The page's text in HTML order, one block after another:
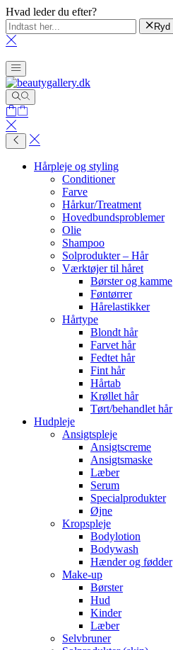
Hvad leder du efter?
Ryd
Hårpleje og styling
Conditioner
Farve
Hårkur/Treatment
Hovedbundsproblemer
Olie
Shampoo
Solprodukter – Hår
Værktøjer til håret
Børster og kamme
Føntørrer
Hårelastikker
Hårtype
Blondt hår
Farvet hår
Fedtet hår
Fint hår
Hårtab
Krøllet hår
Tørt/behandlet hår
Hudpleje
Ansigtspleje
Ansigtscreme
Ansigtsmaske
Læber
Serum
Specialprodukter
Øjne
Kropspleje
Bodylotion
Bodywash
Hænder og fødder
Make-up
Børster
Hud
Kinder
Læber
Selvbruner